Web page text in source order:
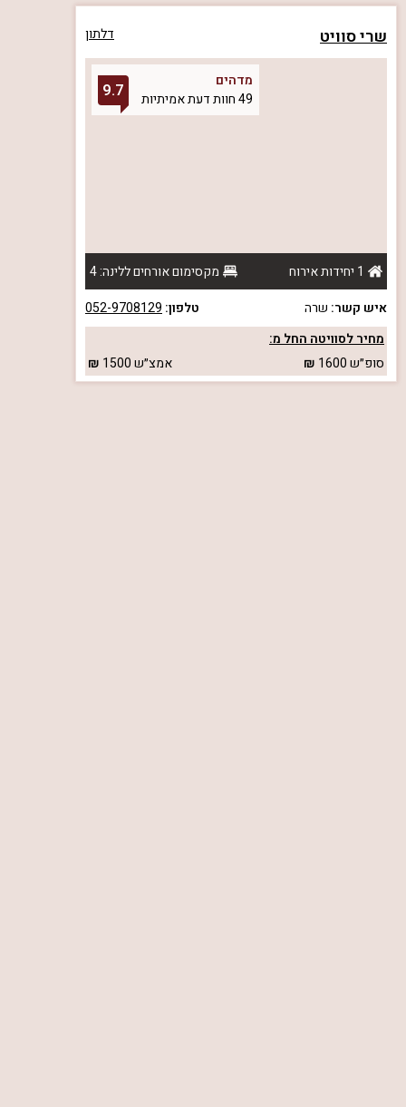
שרי סוויט דלתון
מדהים
49 חוות דעת אמיתיות
9.7
1 יחידות אירוח
מקסימום אורחים ללינה: 4
איש קשר: שרה טלפון: 052-9708129
מחיר לסוויטה החל מ:
סופ״ש1600 אמצ״ש1500